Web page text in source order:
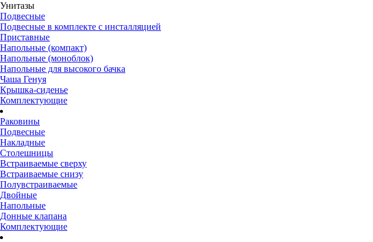
Унитазы
Подвесные
Подвесные в комплекте с инсталляцией
Приставные
Напольные (компакт)
Напольные (моноблок)
Напольные для высокого бачка
Чаша Генуя
Крышка-сиденье
Комплектующие
Раковины
Подвесные
Накладные
Столешницы
Встраиваемые сверху
Встраиваемые снизу
Полувстраиваемые
Двойные
Напольные
Донные клапана
Комплектующие